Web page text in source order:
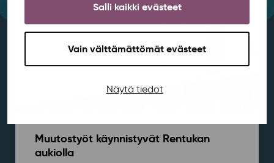
Salli kaikki evästeet
Vain välttämättömät evästeet
Näytä tiedot
Muutostyöt käynnistyvät Rentukan
aukiolla